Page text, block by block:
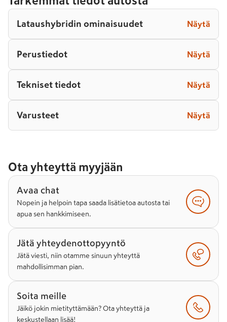
Lataushybridin ominaisuudet Näytä
Perustiedot Näytä
Tekniset tiedot Näytä
Varusteet Näytä
Ota yhteyttä myyjään
Avaa chat
Nopein ja helpoin tapa saada lisätietoa autosta tai
apua sen hankkimiseen.
Jätä yhteydenottopyyntö
Jätä viesti, niin otamme sinuun yhteyttä
mahdollisimman pian.
Soita meille
Jäikö jokin mietityttämään? Ota yhteyttä ja
keskustellaan lisää!